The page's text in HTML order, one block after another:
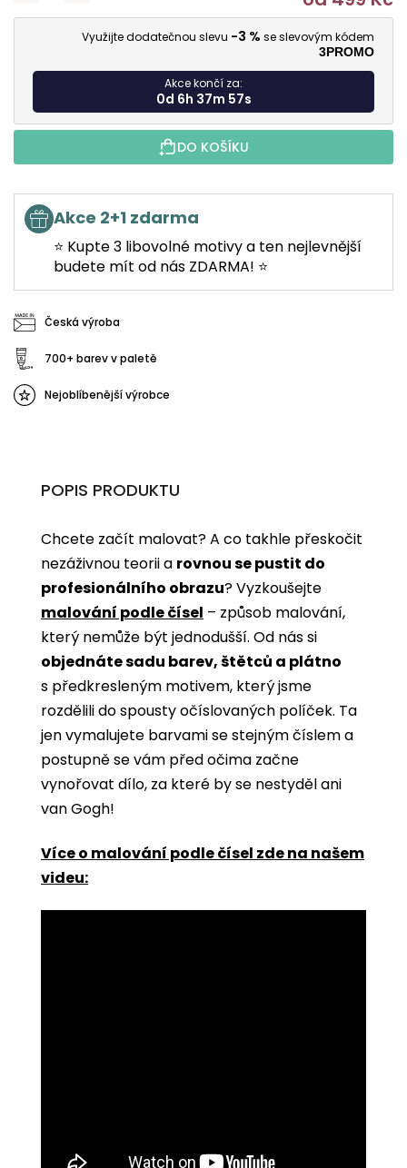
Využijte dodatečnou slevu -3 % se slevovým kódem
3PROMO
Akce končí za:
0d 6h 37m 56s
DO KOŠÍKU
Akce 2+1 zdarma
⭐ Kupte 3 libovolné motivy a ten nejlevnější
budete mít od nás ZDARMA! ⭐
Česká výroba
700+ barev v paletě
Nejoblíbenější výrobce
POPIS PRODUKTU
Chcete začít malovat? A co takhle přeskočit
nezáživnou teorii a rovnou se pustit do
profesionálního obrazu? Vyzkoušejte
malování podle čísel ­­– způsob malování,
který nemůže být jednodušší. Od nás si
objednáte sadu barev, štětců a plátno
s předkresleným motivem, který jsme
rozdělili do spousty očíslovaných políček. Ta
jen vymalujete barvami se stejným číslem a
postupně se vám před očima začne
vynořovat dílo, za které by se nestyděl ani
van Gogh!
Více o malování podle čísel zde na našem
videu: